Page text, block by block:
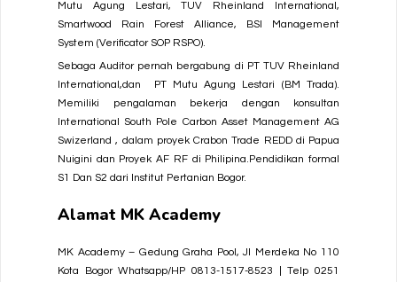
Mutu Agung Lestari, TUV Rheinland International,
Smartwood Rain Forest Alliance, BSI Management
System (Verificator SOP RSPO).
Sebaga Auditor pernah bergabung di PT TUV Rheinland
International,dan PT Mutu Agung Lestari (BM Trada).
Memiliki pengalaman bekerja dengan konsultan
International South Pole Carbon Asset Management AG
Swizerland , dalam proyek Crabon Trade REDD di Papua
Nuigini dan Proyek AF RF di Philipina.Pendidikan formal
S1 Dan S2 dari Institut Pertanian Bogor.
Alamat MK Academy
MK Academy – Gedung Graha Pool, Jl Merdeka No 110
Kota Bogor Whatsapp/HP 0813-1517-8523 | Telp 0251